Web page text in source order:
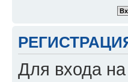
Для входа